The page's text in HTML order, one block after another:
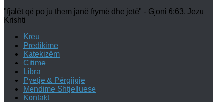
"fjalët që po ju them janë frymë dhe jetë" - Gjoni 6:63, Jezu
Krishti
Kreu
Predikime
Katekizëm
Citime
Libra
Pyetje & Përgjigje
Mendime Shtjelluese
Kontakt